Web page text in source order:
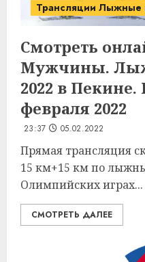
Трансляции Лыжные
Смотреть
Мужчины.
2022 в
февраля 2022
23:37 05.02.2022
Прямая трансляция
15 км+15 км по
Олимпийских играх...
СМОТРЕТЬ ДАЛЕЕ